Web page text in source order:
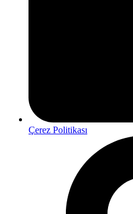
Çerez Politikası